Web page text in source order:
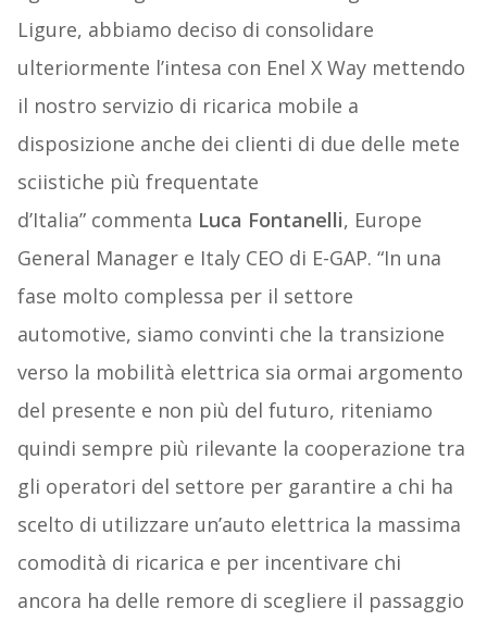
Ligure, abbiamo deciso di consolidare
ulteriormente l’intesa con Enel X Way mettendo
il nostro servizio di ricarica mobile a
disposizione anche dei clienti di due delle mete
sciistiche più frequentate
d’Italia” commenta Luca Fontanelli, Europe
General Manager e Italy CEO di E-GAP. “In una
fase molto complessa per il settore
automotive, siamo convinti che la transizione
verso la mobilità elettrica sia ormai argomento
del presente e non più del futuro, riteniamo
quindi sempre più rilevante la cooperazione tra
gli operatori del settore per garantire a chi ha
scelto di utilizzare un’auto elettrica la massima
comodità di ricarica e per incentivare chi
ancora ha delle remore di scegliere il passaggio